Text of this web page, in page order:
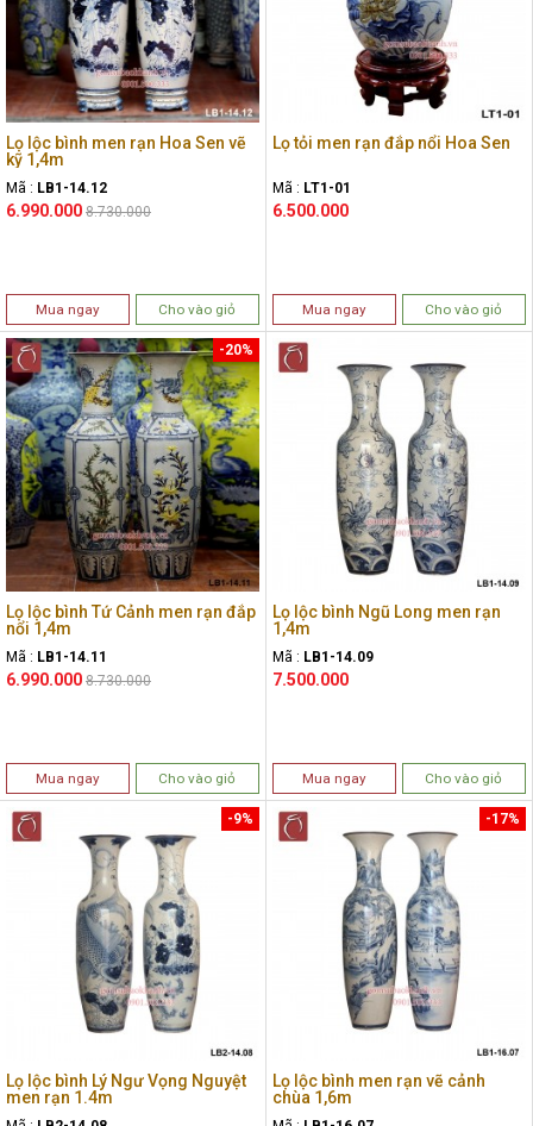
Lọ lộc bình men rạn Hoa Sen vẽ
kỹ 1,4m
Mã : LB1-14.12
6.990.000 8.730.000
Mua ngay Cho vào giỏ
Lọ tỏi men rạn đắp nổi Hoa Sen
Mã : LT1-01
6.500.000
Mua ngay Cho vào giỏ
Lọ lộc bình Tứ Cảnh men rạn đắp
nổi 1,4m
Mã : LB1-14.11
6.990.000
-20%
8.730.000
Mua ngay Cho vào giỏ
Lọ lộc bình Ngũ Long men rạn
1,4m
Mã : LB1-14.09
7.500.000
Mua ngay Cho vào giỏ
Lọ lộc bình Lý Ngư Vọng Nguyệt
men rạn 1.4m
-9%
Lọ lộc bình men rạn vẽ cảnh
chùa 1,6m
-17%